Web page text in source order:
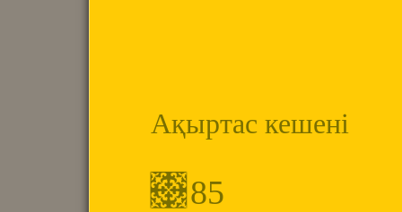
85
Ақыртас кешені